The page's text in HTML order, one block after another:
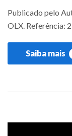
Publicado pelo
OLX. Referência:
Saiba mais